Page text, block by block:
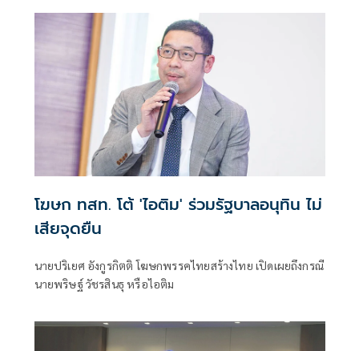
จากทีมข่าวไทยโพสต์
โฆษก ทสท. โต้ 'ไอติม' ร่วมรัฐบาลอนุทิน ไม่
เสียจุดยืน
นายปริเยศ อังกูรกิตติ โฆษกพรรคไทยสร้างไทย เปิดเผยถึงกรณี
นายพริษฐ์ วัชรสินธุ หรือไอติม